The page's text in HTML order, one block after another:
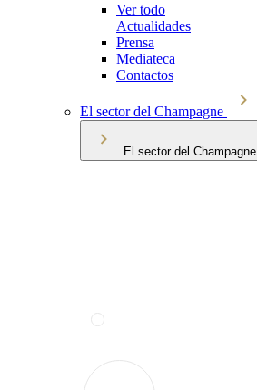
Ver todo
Actualidades
Prensa
Mediateca
Contactos
El sector del Champagne
El sector del Champagne